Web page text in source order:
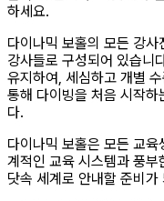
하세요.
다이나믹 보홀의 모든 강
강사들로 구성되어 있습니
유지하여, 세심하고 개별
통해 다이빙을 처음 시작하
다.
다이나믹 보홀은 모든 교육
계적인 교육 시스템과 풍
닷속 세계로 안내할 준비가